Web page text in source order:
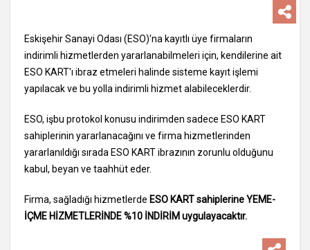
Eskişehir Sanayi Odası (ESO)'na kayıtlı üye firmaların
indirimli hizmetlerden yararlanabilmeleri için, kendilerine ait
ESO KART'ı ibraz etmeleri halinde sisteme kayıt işlemi
yapılacak ve bu yolla indirimli hizmet alabileceklerdir.
ESO, işbu protokol konusu indirimden sadece ESO KART
sahiplerinin yararlanacağını ve firma hizmetlerinden
yararlanıldığı sırada ESO KART ibrazının zorunlu olduğunu
kabul, beyan ve taahhüt eder.
Firma, sağladığı hizmetlerde ESO KART sahiplerine YEME-
İÇME HİZMETLERİNDE %10 İNDİRİM uygulayacaktır.